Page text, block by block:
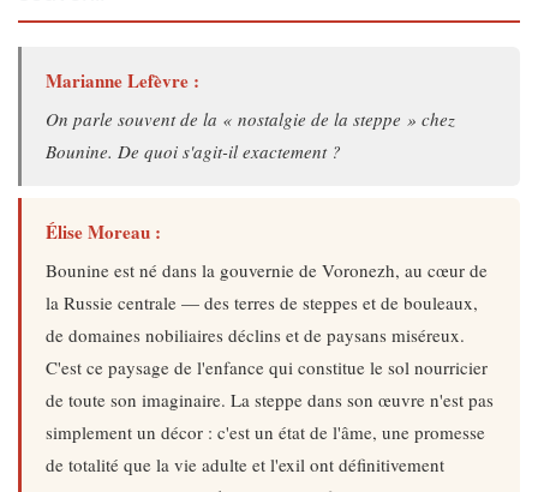
Marianne Lefèvre :
On parle souvent de la « nostalgie de la steppe » chez
Bounine. De quoi s'agit-il exactement ?
Élise Moreau :
Bounine est né dans la gouvernie de Voronezh, au cœur de
la Russie centrale — des terres de steppes et de bouleaux,
de domaines nobiliaires déclins et de paysans miséreux.
C'est ce paysage de l'enfance qui constitue le sol nourricier
de toute son imaginaire. La steppe dans son œuvre n'est pas
simplement un décor : c'est un état de l'âme, une promesse
de totalité que la vie adulte et l'exil ont définitivement